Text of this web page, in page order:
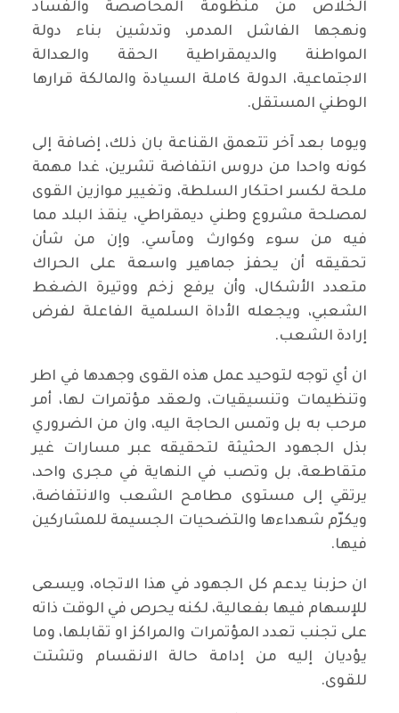
الخلاص من منظومة المحاصصة والفساد
ونهجها الفاشل المدمر، وتدشين بناء دولة
المواطنة والديمقراطية الحقة والعدالة
الاجتماعية، الدولة كاملة السيادة والمالكة قرارها
الوطني المستقل.
ويوما بعد آخر تتعمق القناعة بان ذلك، إضافة إلى
كونه واحدا من دروس انتفاضة تشرين، غدا مهمة
ملحة لكسر احتكار السلطة، وتغيير موازين القوى
لمصلحة مشروع وطني ديمقراطي، ينقذ البلد مما
فيه من سوء وكوارث ومآسي. وإن من شأن
تحقيقه أن يحفز جماهير واسعة على الحراك
متعدد الأشكال، وأن يرفع زخم ووتيرة الضغط
الشعبي، ويجعله الأداة السلمية الفاعلة لفرض
إرادة الشعب.
ان أي توجه لتوحيد عمل هذه القوى وجهدها في اطر
وتنظيمات وتنسيقيات، ولعقد مؤتمرات لها، أمر
مرحب به بل وتمس الحاجة اليه، وان من الضروري
بذل الجهود الحثيثة لتحقيقه عبر مسارات غير
متقاطعة، بل وتصب في النهاية في مجرى واحد،
يرتقي إلى مستوى مطامح الشعب والانتفاضة،
ويكرّم شهداءها والتضحيات الجسيمة للمشاركين
فيها.
ان حزبنا يدعم كل الجهود في هذا الاتجاه، ويسعى
للإسهام فيها بفعالية، لكنه يحرص في الوقت ذاته
على تجنب تعدد المؤتمرات والمراكز او تقابلها، وما
يؤديان إليه من إدامة حالة الانقسام وتشتت
للقوى.